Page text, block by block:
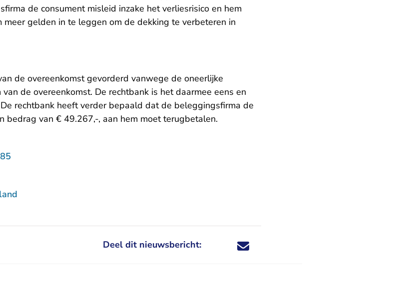
de consument misleid inzake het verliesrisico en hem
gelden in te leggen om de dekking te verbeteren in
de overeenkomst gevorderd vanwege de oneerlijke
de overeenkomst. De rechtbank is het daarmee eens en
rechtbank heeft verder bepaald dat de beleggingsfirma de
bedrag van € 49.267,-, aan hem moet terugbetalen.
Deel dit nieuwsbericht: Deel dit nieuwsbericht via X - U verlaat
Deel dit nieuwsbericht via Facebook - U
Deel dit nieuwsbericht via e-mail
Deel dit nieuwsbericht via LinkedIn - U